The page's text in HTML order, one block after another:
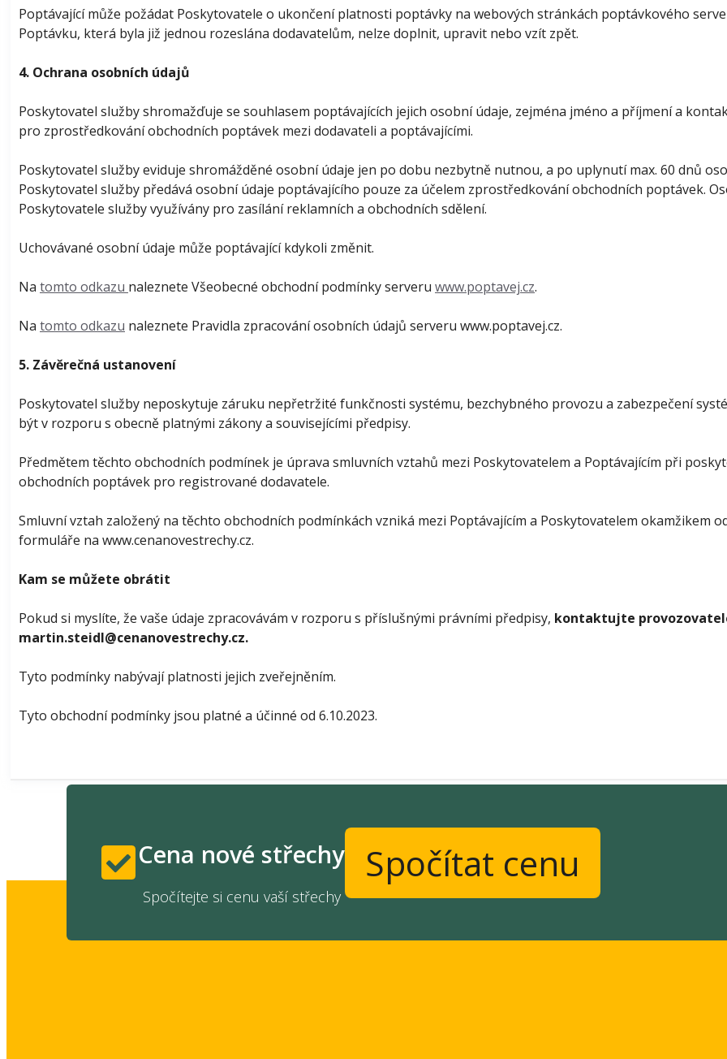
Poptávající může požádat Poskytovatele o ukončení platnosti poptávky na webových stránkách poptávkového
Poptávku, která byla již jednou rozeslána dodavatelům, nelze doplnit, upravit nebo vzít zpět.
4. Ochrana osobních údajů
Poskytovatel služby shromažďuje se souhlasem poptávajících jejich osobní údaje, zejména jméno a příjmení a
pro zprostředkování obchodních poptávek mezi dodavateli a poptávajícími.
Poskytovatel služby eviduje shromážděné osobní údaje jen po dobu nezbytně nutnou, a po uplynutí max. 60 dnů
Poskytovatel služby předává osobní údaje poptávajícího pouze za účelem zprostředkování obchodních poptávek.
Poskytovatele služby využívány pro zasílání reklamních a obchodních sdělení.
Uchovávané osobní údaje může poptávající kdykoli změnit.
Na tomto odkazu naleznete Všeobecné obchodní podmínky serveru www.poptavej.cz.
Na tomto odkazu naleznete Pravidla zpracování osobních údajů serveru www.poptavej.cz.
5. Závěrečná ustanovení
Poskytovatel služby neposkytuje záruku nepřetržité funkčnosti systému, bezchybného provozu a zabezpečení
být v rozporu s obecně platnými zákony a souvisejícími předpisy.
Předmětem těchto obchodních podmínek je úprava smluvních vztahů mezi Poskytovatelem a Poptávajícím při
obchodních poptávek pro registrované dodavatele.
Smluvní vztah založený na těchto obchodních podmínkách vzniká mezi Poptávajícím a Poskytovatelem okamžikem
formuláře na www.cenanovestrechy.cz.
Kam se můžete obrátit
Pokud si myslíte, že vaše údaje zpracovávám v rozporu s příslušnými právními předpisy, kontaktujte
martin.steidl@cenanovestrechy.cz.
Tyto podmínky nabývají platnosti jejich zveřejněním.
Tyto obchodní podmínky jsou platné a účinné od 6.10.2023.
Cena nové střechy
Spočítejte si cenu vaší střechy
Spočítat cenu